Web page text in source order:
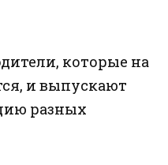
которые на
и выпускают
разных